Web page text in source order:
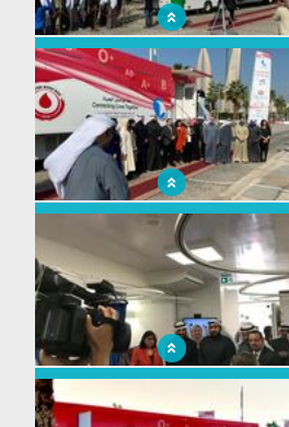
Inauguration officielle de la plus grande
unité mobile de collecte de sang du Moyen-
Orient
Inauguration officielle de la plus grande
unité mobile de collecte de sang du Moyen-
Orient
Inauguration officielle de la plus grande
unité mobile de collecte de sang du Moyen-
Orient